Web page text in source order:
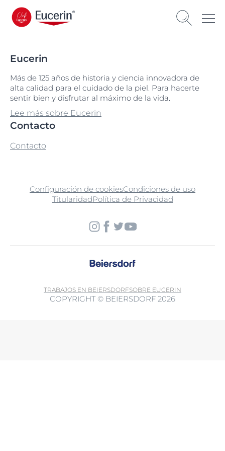
Eucerin
Más de 125 años de historia y ciencia innovadora de
alta calidad para el cuidado de la piel. Para hacerte
sentir bien y disfrutar al máximo de la vida.
Lee más sobre Eucerin
Contacto
Contacto
Configuración de cookiesCondiciones de uso
TitularidadPolítica de Privacidad
TRABAJOS EN BEIERSDORFSOBRE EUCERIN
COPYRIGHT © BEIERSDORF 2026